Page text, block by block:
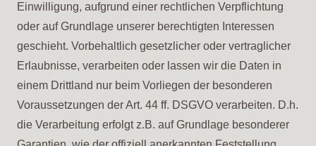
Einwilligung, aufgrund einer rechtlichen Verpflichtung
oder auf Grundlage unserer berechtigten Interessen
geschieht. Vorbehaltlich gesetzlicher oder vertraglicher
Erlaubnisse, verarbeiten oder lassen wir die Daten in
einem Drittland nur beim Vorliegen der besonderen
Voraussetzungen der Art. 44 ff. DSGVO verarbeiten. D.h.
die Verarbeitung erfolgt z.B. auf Grundlage besonderer